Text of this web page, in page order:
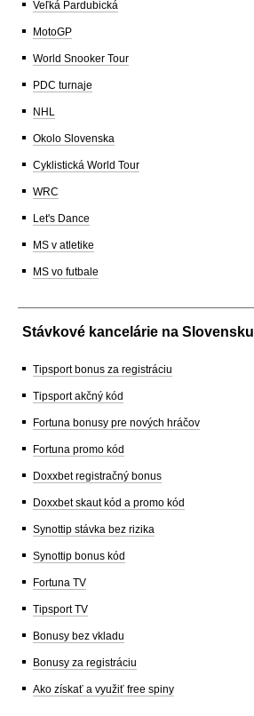
Veľká Pardubická
MotoGP
World Snooker Tour
PDC turnaje
NHL
Okolo Slovenska
Cyklistická World Tour
WRC
Let's Dance
MS v atletike
MS vo futbale
Stávkové kancelárie na Slovensku
Tipsport bonus za registráciu
Tipsport akčný kód
Fortuna bonusy pre nových hráčov
Fortuna promo kód
Doxxbet registračný bonus
Doxxbet skaut kód a promo kód
Synottip stávka bez rizika
Synottip bonus kód
Fortuna TV
Tipsport TV
Bonusy bez vkladu
Bonusy za registráciu
Ako získať a využiť free spiny